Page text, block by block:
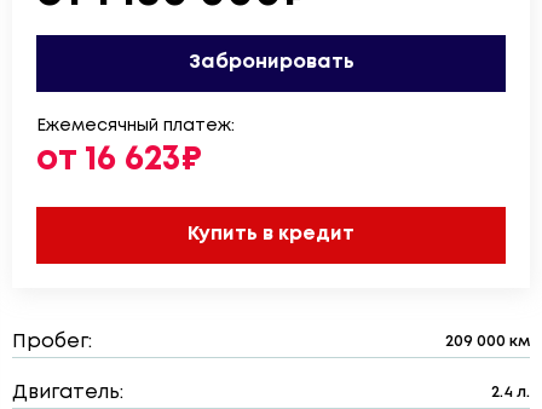
Забронировать
Ежемесячный платеж:
от 16 623₽
Купить в кредит
Пробег: 209 000 км
Двигатель: 2.4 л.